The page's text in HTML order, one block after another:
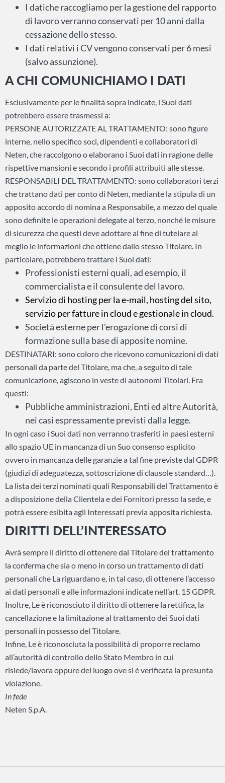
I datiche raccogliamo per la gestione del rapporto
di lavoro verranno conservati per 10 anni dalla
cessazione dello stesso.
I dati relativi i CV vengono conservati per 6 mesi
(salvo assunzione).
A CHI COMUNICHIAMO I DATI
Esclusivamente per le finalità sopra indicate, i Suoi dati
potrebbero essere trasmessi a:
PERSONE AUTORIZZATE AL TRATTAMENTO: sono figure
interne, nello specifico soci, dipendenti e collaboratori di
Neten, che raccolgono o elaborano i Suoi dati in ragione delle
rispettive mansioni e secondo i profili attribuiti alle stesse.
RESPONSABILI DEL TRATTAMENTO: sono collaboratori terzi
che trattano dati per conto di Neten, mediante la stipula di un
apposito accordo di nomina a Responsabile, a mezzo del quale
sono definite le operazioni delegate al terzo, nonché le misure
di sicurezza che questi deve adottare al fine di tutelare al
meglio le informazioni che ottiene dallo stesso Titolare. In
particolare, potrebbero trattare i Suoi dati:
Professionisti esterni quali, ad esempio, il
commercialista e il consulente del lavoro.
Servizio di hosting per la e-mail, hosting del sito,
servizio per fatture in cloud e gestionale in cloud.
Società esterne per l’erogazione di corsi di
formazione sulla base di apposite nomine.
DESTINATARI: sono coloro che ricevono comunicazioni di dati
personali da parte del Titolare, ma che, a seguito di tale
comunicazione, agiscono in veste di autonomi Titolari. Fra
questi:
Pubbliche amministrazioni, Enti ed altre Autorità,
nei casi espressamente previsti dalla legge.
In ogni caso i Suoi dati non verranno trasferiti in paesi esterni
allo spazio UE in mancanza di un Suo consenso esplicito
ovvero in mancanza delle garanzie a tal fine previste dal GDPR
(giudizi di adeguatezza, sottoscrizione di clausole standard…).
La lista dei terzi nominati quali Responsabili del Trattamento è
a disposizione della Clientela e dei Fornitori presso la sede, e
potrà essere esibita agli Interessati previa apposita richiesta.
DIRITTI DELL’INTERESSATO
Avrà sempre il diritto di ottenere dal Titolare del trattamento
la conferma che sia o meno in corso un trattamento di dati
personali che La riguardano e, in tal caso, di ottenere l’accesso
ai dati personali e alle informazioni indicate nell’art. 15 GDPR.
Inoltre, Le è riconosciuto il diritto di ottenere la rettifica, la
cancellazione e la limitazione al trattamento dei Suoi dati
personali in possesso del Titolare.
Infine, Le è riconosciuta la possibilità di proporre reclamo
all’autorità di controllo dello Stato Membro in cui
risiede/lavora oppure del luogo ove si è verificata la presunta
violazione.
In fede
Neten S.p.A.